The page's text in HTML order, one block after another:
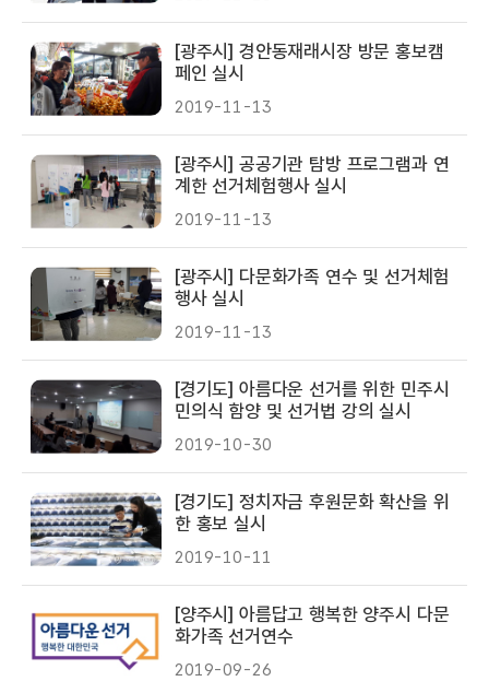
[광주시] 경안동재래시장 방문 홍보캠
페인 실시
2019-11-13
[광주시] 공공기관 탐방 프로그램과 연
계한 선거체험행사 실시
2019-11-13
[광주시] 다문화가족 연수 및 선거체험
행사 실시
2019-11-13
[경기도] 아름다운 선거를 위한 민주시
민의식 함양 및 선거법 강의 실시
2019-10-30
[경기도] 정치자금 후원문화 확산을 위
한 홍보 실시
2019-10-11
[양주시] 아름답고 행복한 양주시 다문
화가족 선거연수
2019-09-26